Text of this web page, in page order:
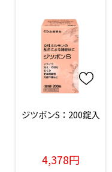
ジツボンS：200錠入
4,378円